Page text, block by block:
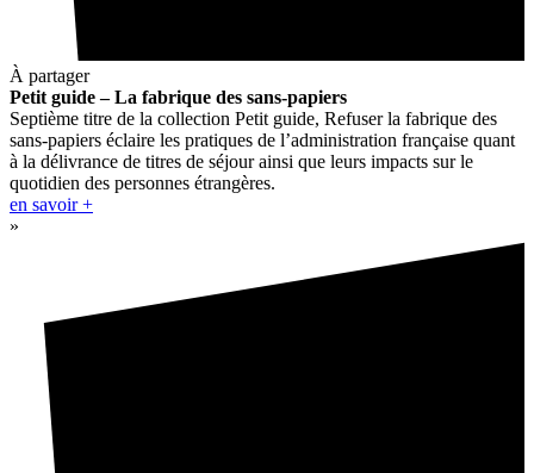
À partager
Petit guide – La fabrique des sans-papiers
Septième titre de la collection Petit guide, Refuser la fabrique des
sans-papiers éclaire les pratiques de l’administration française quant
à la délivrance de titres de séjour ainsi que leurs impacts sur le
quotidien des personnes étrangères.
en savoir +
»